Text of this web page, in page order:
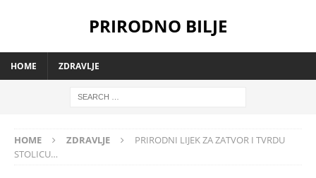
PRIRODNO BILJE
HOME ZDRAVLJE
HOME ZDRAVLJE
PRIRODNI LIJEK ZA ZATVOR I TVRDU
STOLICU…